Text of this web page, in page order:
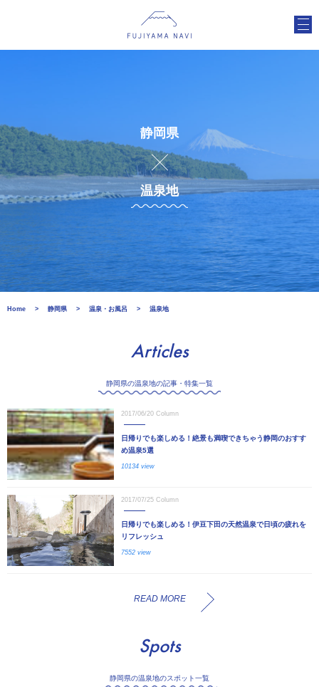
静岡県
温泉地
Home 静岡県 温泉・お風呂 温泉地
Articles
静岡県の温泉地の記事・特集一覧
2017/06/20 Column
日帰りでも楽しめる！絶景も満喫できちゃう静岡のおすす
め温泉5選
10134 view
2017/07/25 Column
日帰りでも楽しめる！伊豆下田の天然温泉で日頃の疲れを
リフレッシュ
7552 view
READ MORE
Spots
静岡県の温泉地のスポット一覧